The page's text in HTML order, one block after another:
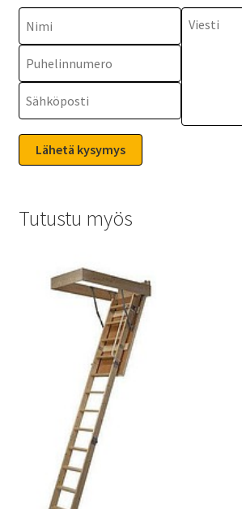
Tutustu myös